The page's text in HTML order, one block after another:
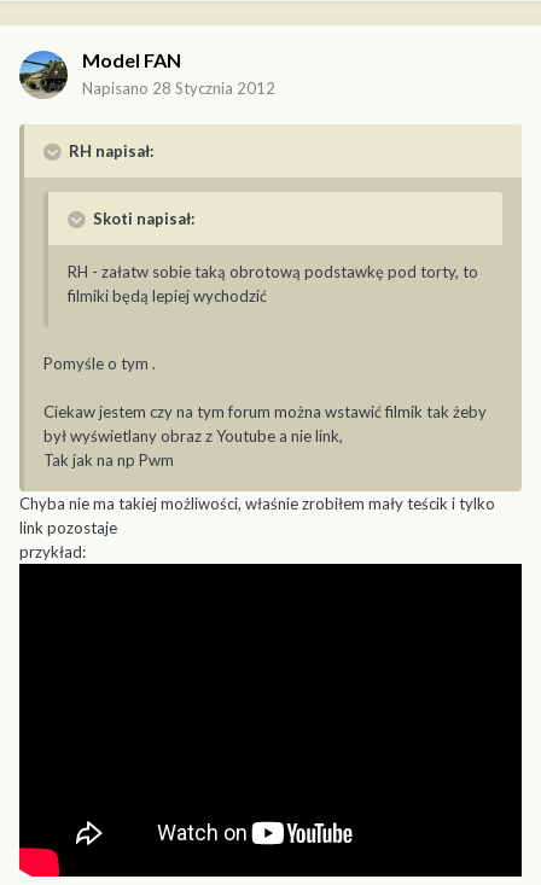
Model FAN
Napisano 28 Stycznia 2012
RH napisał:
Skoti napisał:
RH - załatw sobie taką obrotową podstawkę pod torty, to
filmiki będą lepiej wychodzić
Pomyśle o tym .
Ciekaw jestem czy na tym forum można wstawić filmik tak żeby
był wyświetlany obraz z Youtube a nie link,
Tak jak na np Pwm
Chyba nie ma takiej możliwości, właśnie zrobiłem mały teścik i tylko
link pozostaje
przykład: